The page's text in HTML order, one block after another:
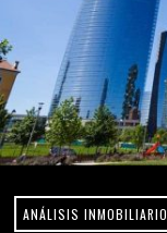
ANÁLISIS INMOBILIARIO